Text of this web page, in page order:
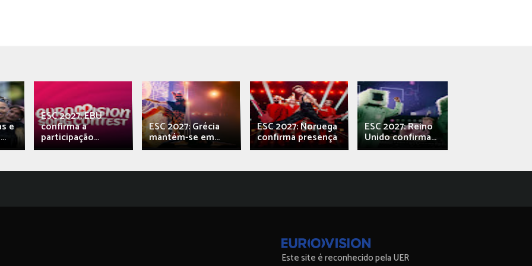
e
ESC 2027: EBU
confirma a
participação...
ESC 2027: Grécia
mantém-se em...
ESC 2027: Noruega
confirma presença
ESC 2027: Reino
Unido confirma...
Este site é reconhecido pela UER